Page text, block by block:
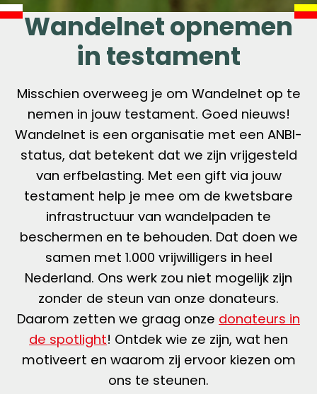
Wandelnet opnemen
in testament
Misschien overweeg je om Wandelnet op te
nemen in jouw testament. Goed nieuws!
Wandelnet is een organisatie met een ANBI-
status, dat betekent dat we zijn vrijgesteld
van erfbelasting. Met een gift via jouw
testament help je mee om de kwetsbare
infrastructuur van wandelpaden te
beschermen en te behouden. Dat doen we
samen met 1.000 vrijwilligers in heel
Nederland. Ons werk zou niet mogelijk zijn
zonder de steun van onze donateurs.
Daarom zetten we graag onze donateurs in
de spotlight! Ontdek wie ze zijn, wat hen
motiveert en waarom zij ervoor kiezen om
ons te steunen.